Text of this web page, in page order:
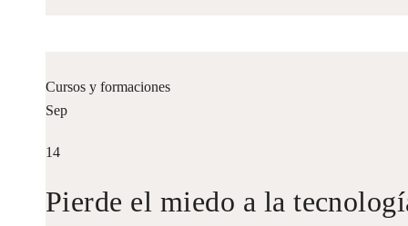
Cursos y formaciones
Sep
14
Pierde el miedo a la